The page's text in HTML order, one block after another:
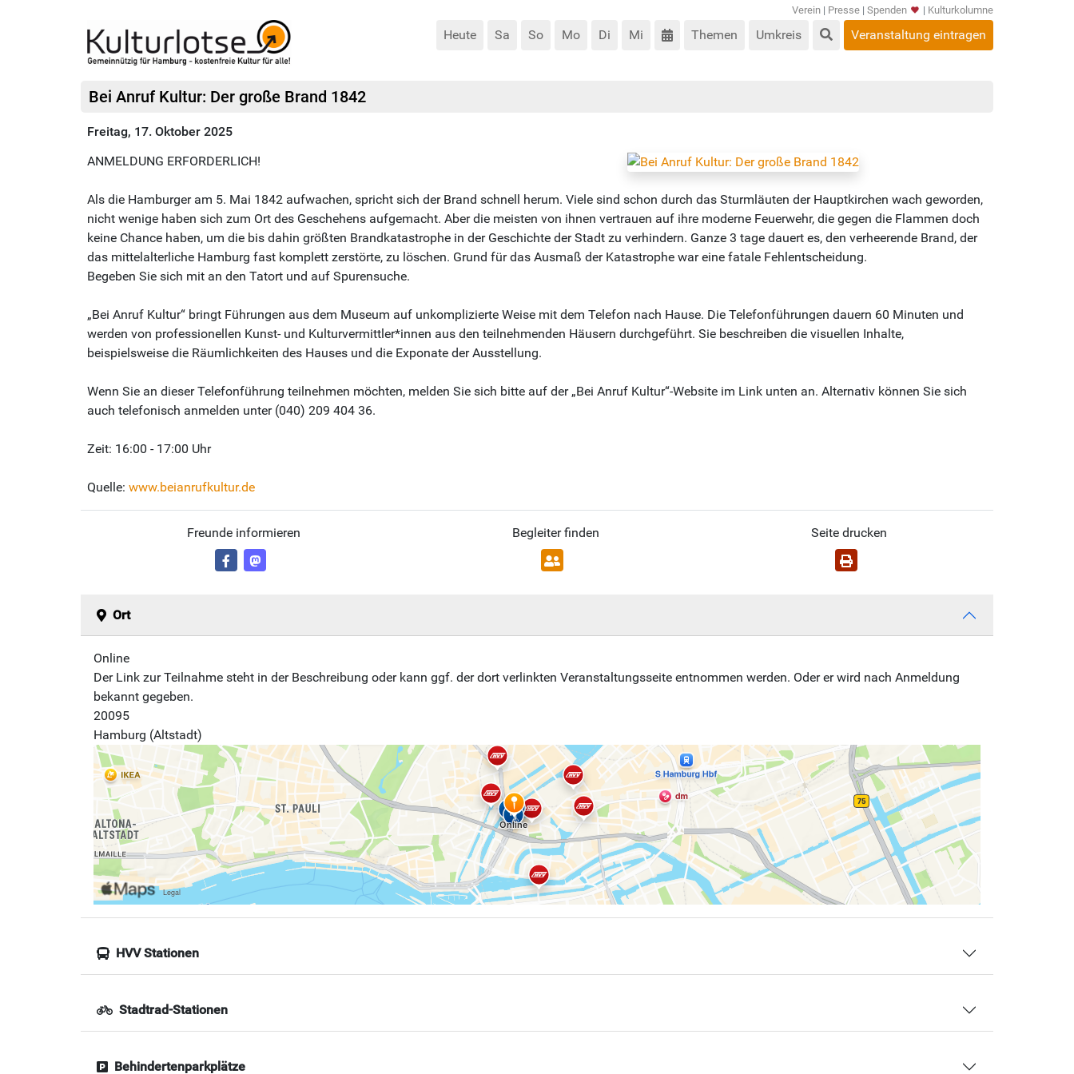
Verein | Presse | Spenden | Kulturkolumne
Heute Sa So Mo Di Mi Themen Umkreis Veranstaltung eintragen
Bei Anruf Kultur: Der große Brand 1842
Freitag, 17. Oktober 2025
ANMELDUNG ERFORDERLICH!
Als die Hamburger am 5. Mai 1842 aufwachen, spricht sich der Brand schnell herum. Viele sind schon durch das Sturmläuten der Hauptkirchen wach geworden,
nicht wenige haben sich zum Ort des Geschehens aufgemacht. Aber die meisten von ihnen vertrauen auf ihre moderne Feuerwehr, die gegen die Flammen doch
keine Chance haben, um die bis dahin größten Brandkatastrophe in der Geschichte der Stadt zu verhindern. Ganze 3 tage dauert es, den verheerende Brand, der
das mittelalterliche Hamburg fast komplett zerstörte, zu löschen. Grund für das Ausmaß der Katastrophe war eine fatale Fehlentscheidung.
Begeben Sie sich mit an den Tatort und auf Spurensuche.
„Bei Anruf Kultur“ bringt Führungen aus dem Museum auf unkomplizierte Weise mit dem Telefon nach Hause. Die Telefonführungen dauern 60 Minuten und
werden von professionellen Kunst- und Kulturvermittler*innen aus den teilnehmenden Häusern durchgeführt. Sie beschreiben die visuellen Inhalte,
beispielsweise die Räumlichkeiten des Hauses und die Exponate der Ausstellung.
Wenn Sie an dieser Telefonführung teilnehmen möchten, melden Sie sich bitte auf der „Bei Anruf Kultur“-Website im Link unten an. Alternativ können Sie sich
auch telefonisch anmelden unter (040) 209 404 36.
Zeit: 16:00 - 17:00 Uhr
Quelle: www.beianrufkultur.de
Freunde informieren Begleiter finden Seite drucken
Ort
Online
Der Link zur Teilnahme steht in der Beschreibung oder kann ggf. der dort verlinkten Veranstaltungsseite entnommen werden. Oder er wird nach Anmeldung
bekannt gegeben.
20095
Hamburg (Altstadt)
HVV Stationen
Stadtrad-Stationen
Behindertenparkplätze